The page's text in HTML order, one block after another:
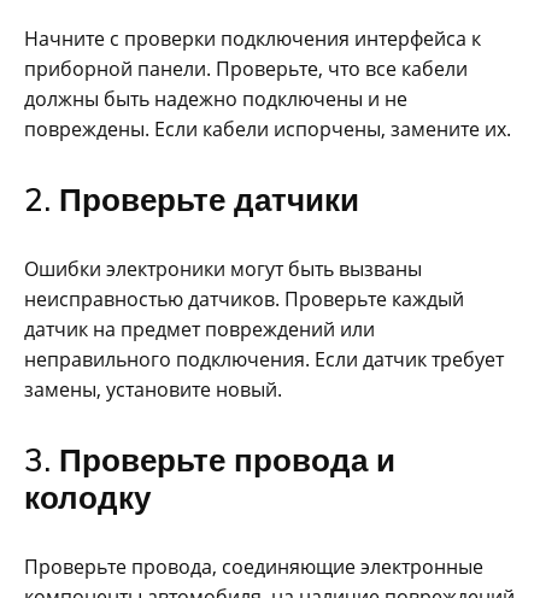
Начните с проверки подключения интерфейса к
приборной панели. Проверьте, что все кабели
должны быть надежно подключены и не
повреждены. Если кабели испорчены, замените их.
2. Проверьте датчики
Ошибки электроники могут быть вызваны
неисправностью датчиков. Проверьте каждый
датчик на предмет повреждений или
неправильного подключения. Если датчик требует
замены, установите новый.
3. Проверьте провода и
колодку
Проверьте провода, соединяющие электронные